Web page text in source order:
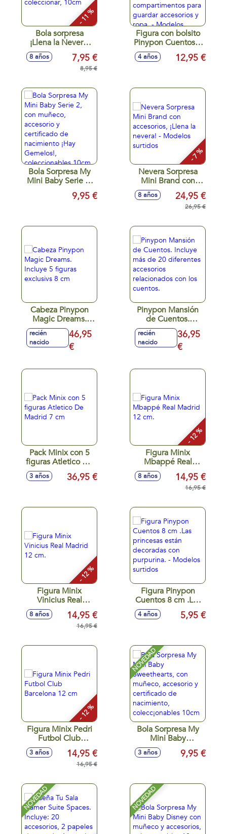
- 11 %
Bola sorpresa
¡Llena la Nevera!
accesorios para
coleccionar, 10cm
8 años 7,95 €
8,95 €
Figura con bolsito
Pinypon Cuentos.8
cm. Armarios de
cuentos con
para guardar
Modelos surtidos
4 años 12,95 €
Bola Sorpresa My
Mini Baby Serie 2,
con muñeco,
accesorio y
Gemelos!,
10cm
9,95 €
- 7 %
Nevera Sorpresa
Mini Brand con
accesorios, ¡Llena la
nevera! - Modelos
8 años 24,95 €
26,95 €
Cabeza Pinypon
Magic Dreams.
Incluye 5 figuras
exclusivs 8 cm
recién
nacido
46,95
€
Pinypon Mansión
de Cuentos.
Incluye más de 20
diferentes
accesorios
recién
nacido
36,95
€
Pack Minix con 5
figuras Atletico De
Madrid 7 cm
3 años 36,95 €
- 12 %
Figura Minix
Mbappé Real
Madrid 12 cm.
8 años 14,95 €
16,95 €
- 12 %
Figura Minix
Vinicius Real
Madrid 12 cm.
8 años 14,95 €
16,95 €
Figura Pinypon
Cuentos 8 cm .Las
princesas están
decoradas con
4 años 5,95 €
- 12 %
Figura Minix Pedri
Futbol Club
Barcelona 12 cm
3 años 14,95 €
16,95 €
NOVEDAD
Bola Sorpresa My
Mini Baby
Sweethearts, con
muñeco, accesorio
colecc¡onables
10cm
3 años 9,95 €
NOVEDAD NOVEDAD